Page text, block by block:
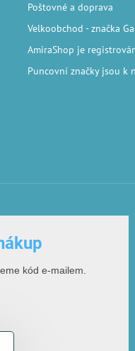
Poštovné a doprava
Velkoobchod - značka
AmiraShop je
Puncovní značkyjsou k
kód e-mailem.